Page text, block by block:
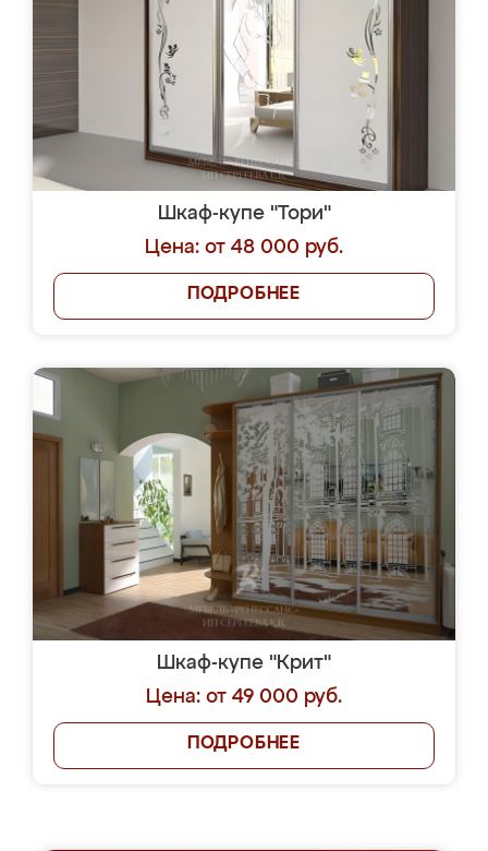
Шкаф-купе "Тори"
Цена: от 48 000 руб.
ПОДРОБНЕЕ
Шкаф-купе "Крит"
Цена: от 49 000 руб.
ПОДРОБНЕЕ